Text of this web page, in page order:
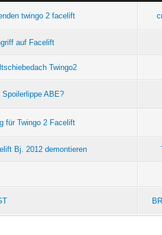
twingo 2 facelift
auf Facelift
Twingo2
ABE?
für Twingo 2 Facelift
Bj. 2012 demontieren